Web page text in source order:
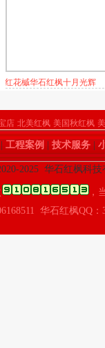
红花槭华石红枫十月光辉
店 北美红枫 美国秋红枫
|工程案例 |技术服务 |
2025 华石红枫科
，
华石红枫QQ